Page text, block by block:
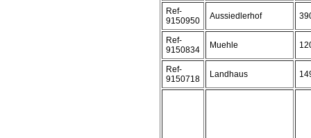
Ref-
9150950
Aussiedlerhof
Ref-
9150834
Muehle
Ref-
9150718
Landhaus